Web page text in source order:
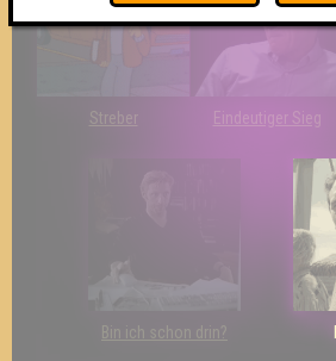
Streber Eindeutiger Sieg
Bin ich schon drin?